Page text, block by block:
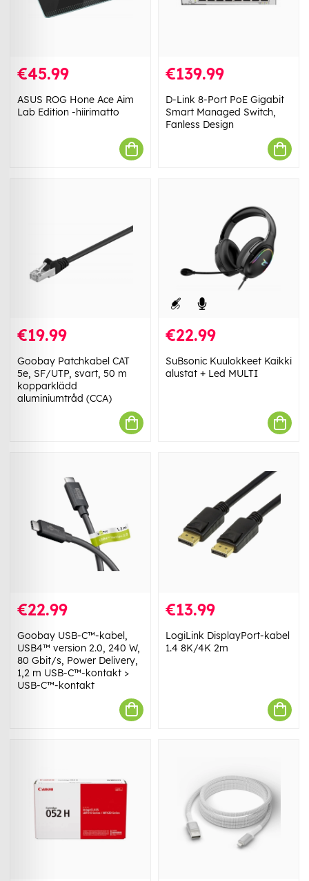
€45.99
ASUS ROG Hone Ace Aim
Lab Edition -hiirimatto
€139.99
D-Link 8-Port PoE Gigabit
Smart Managed Switch,
Fanless Design
€19.99
Goobay Patchkabel CAT
5e, SF/UTP, svart, 50 m
kopparklädd
aluminiumtråd (CCA)
€22.99
SuBsonic Kuulokkeet Kaikki
alustat + Led MULTI
€22.99
Goobay USB-C™-kabel,
USB4™ version 2.0, 240 W,
80 Gbit/s, Power Delivery,
1,2 m USB-C™-kontakt >
USB-C™-kontakt
€13.99
LogiLink DisplayPort-kabel
1.4 8K/4K 2m